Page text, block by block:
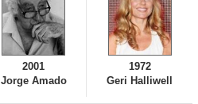
2001
Jorge Amado
1972
Geri Halliwell